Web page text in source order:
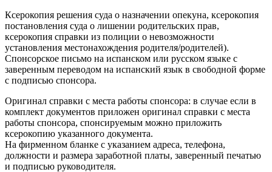
Ксерокопия решения суда о назначении опекуна, ксерокопия
постановления суда о лишении родительских прав,
ксерокопия справки из полиции о невозможности
установления местонахождения родителя/родителей).
Спонсорское письмо на испанском или русском языке с
заверенным переводом на испанский язык в свободной форме
с подписью спонсора.
Оригинал справки с места работы спонсора: в случае если в
комплект документов приложен оригинал справки с места
работы спонсора, спонсируемым можно приложить
ксерокопию указанного документа.
На фирменном бланке с указанием адреса, телефона,
должности и размера заработной платы, заверенный печатью
и подписью руководителя.